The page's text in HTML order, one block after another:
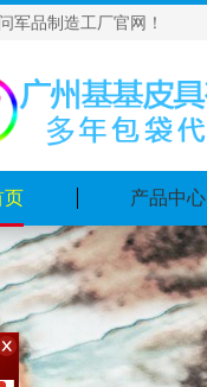
军品制造工厂官网！
页 产品中心